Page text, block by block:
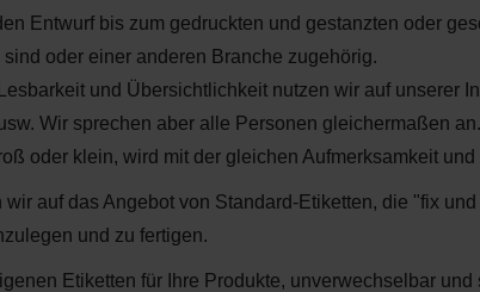
Entwurf bis zum gedruckten und gestanzten oder
sind oder einer anderen Branche zugehörig.
und Übersichtlichkeit nutzen wir auf
Wir sprechen aber alle Personen gleichermaßen
oder klein, wird mit der gleichen Aufmerksamkeit
wir auf das Angebot von Standard-Etiketten, die "fix
und zu fertigen.
Etiketten für Ihre Produkte, unverwechselbar